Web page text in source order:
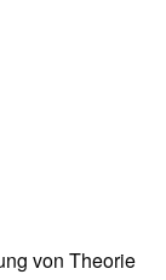
von Theorie